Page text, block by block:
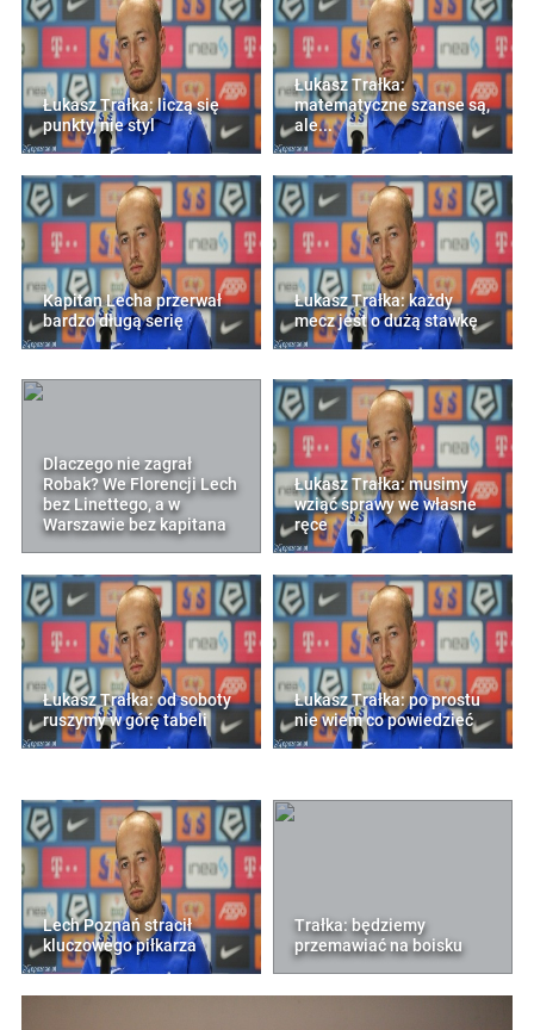
Łukasz Trałka: liczą się
punkty, nie styl
Łukasz Trałka:
matematyczne szanse są,
ale...
Kapitan Lecha przerwał
bardzo długą serię
Łukasz Trałka: każdy
mecz jest o dużą stawkę
Dlaczego nie zagrał
Robak? We Florencji Lech
bez Linettego, a w
Warszawie bez kapitana
Łukasz Trałka: musimy
wziąć sprawy we własne
ręce
Łukasz Trałka: od soboty
ruszymy w górę tabeli
Łukasz Trałka: po prostu
nie wiem co powiedzieć
Lech Poznań stracił
kluczowego piłkarza
Trałka: będziemy
przemawiać na boisku